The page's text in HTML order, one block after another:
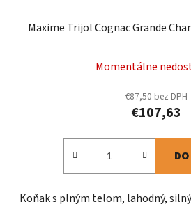
Maxime Trijol Cognac Grande
Momentálne
€87,50 bez DPH
€107,63
Koňak s plným telom, lahodný,